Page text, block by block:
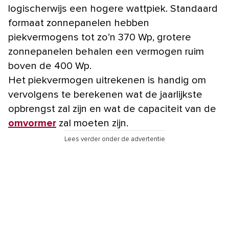
logischerwijs een hogere wattpiek. Standaard
formaat zonnepanelen hebben
piekvermogens tot zo’n 370 Wp, grotere
zonnepanelen behalen een vermogen ruim
boven de 400 Wp.
Het piekvermogen uitrekenen is handig om
vervolgens te berekenen wat de jaarlijkste
opbrengst zal zijn en wat de capaciteit van de
omvormer zal moeten zijn.
Lees verder onder de advertentie